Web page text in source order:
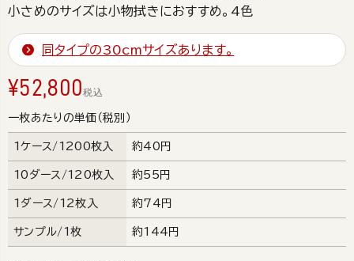
小さめのサイズは小物拭きにおすすめ。4色
同タイプの30cmサイズあります。
¥52,800税込
一枚あたりの単価（税別）
1ケース/1200枚入 約40円
10ダース/120枚入 約55円
1ダース/12枚入 約74円
サンプル/1枚 約144円